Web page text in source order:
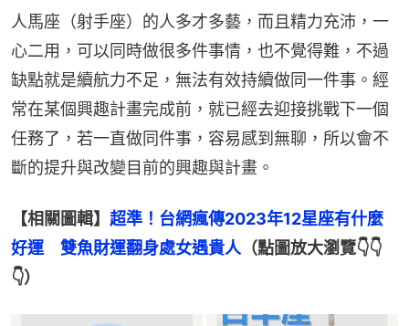
人馬座（射手座）的人多才多藝，而且精力充沛，一
心二用，可以同時做很多件事情，也不覺得難，不過
缺點就是續航力不足，無法有效持續做同一件事。經
常在某個興趣計畫完成前，就已經去迎接挑戰下一個
任務了，若一直做同件事，容易感到無聊，所以會不
斷的提升與改變目前的興趣與計畫。
【相關圖輯】 超準！台網瘋傳2023年12星座有什麼
好運　雙魚財運翻身處女遇貴人 （點圖放大瀏覽👇👇
👇）